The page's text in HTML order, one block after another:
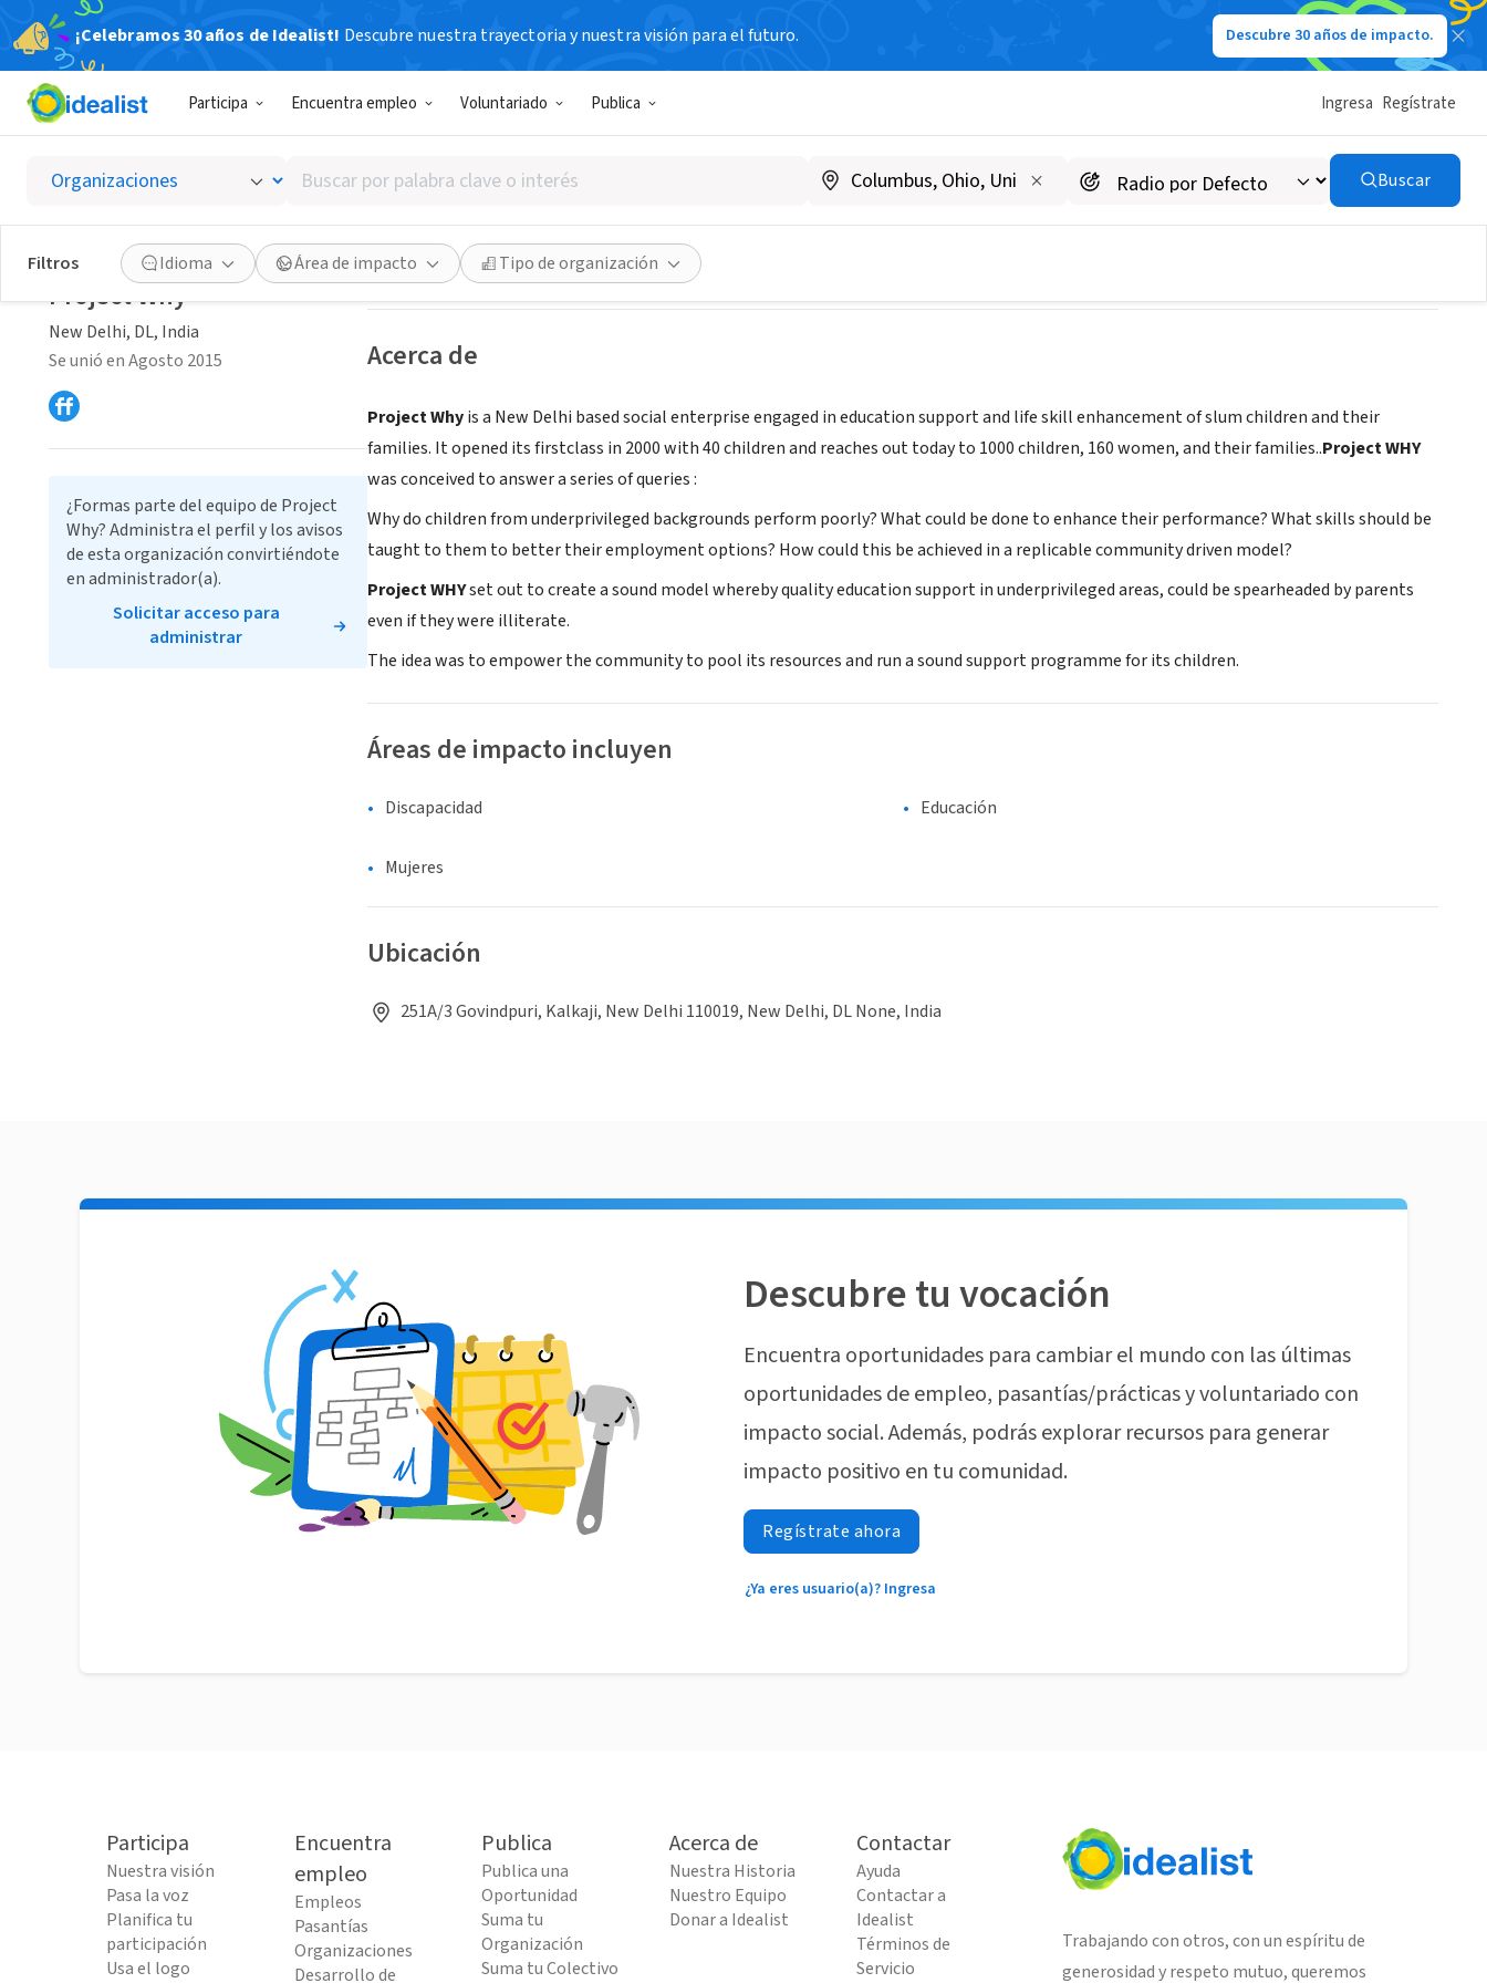
¡Celebramos 30 años de Idealist! Descubre nuestra trayectoria y nuestra visión para el futuro. Descubre 30 años de impacto.
Participa Encuentra empleo Voluntariado Publica Ingresa Regístrate
Buscar
por
palabra
clave
o
interés
Buscar
Filtros Idioma Área de impacto Tipo de organización
Project Why
New Delhi, DL, India
Guardar Compartir
Acerca de
Project Whyis a New Delhi based social enterprise engaged in education support and life skill enhancement of slum children and their
families. It opened its firstclass in 2000 with 40 children and reaches out today to 1000 children, 160 women, and their families..Project WHY
was conceived to answer a series of queries :
Why do children from underprivileged backgrounds perform poorly? What could be done to enhance their performance? What skills should be
taught to them to better their employment options? How could this be achieved in a replicable community driven model?
Project WHYset out to create a sound model whereby quality education support in underprivileged areas, could be spearheaded by parents
even if they were illiterate.
The idea was to empower the community to pool its resources and run a sound support programme for its children.
Áreas de impacto incluyen
Discapacidad Educación
Mujeres
Ubicación
251A/3 Govindpuri, Kalkaji, New Delhi 110019, New Delhi, DL None, India
Project Why
New Delhi, DL, India
Se unió en Agosto 2015
¿Formas parte del equipo de Project
Why? Administra el perfil y los avisos
de esta organización convirtiéndote
en administrador(a).
Solicitar acceso para
administrar
Descubre tu vocación
Encuentra oportunidades para cambiar el mundo con las últimas
oportunidades de empleo, pasantías/prácticas y voluntariado con
impacto social. Además, podrás explorar recursos para generar
impacto positivo en tu comunidad.
Regístrate ahora
¿Ya eres usuario(a)? Ingresa
Participa
Nuestra visión
Pasa la voz
Planifica tu
participación
Usa el logo
Encuentra
empleo
Empleos
Pasantías
Organizaciones
Desarrollo de
Publica
Publica una
Oportunidad
Suma tu
Organización
Suma tu Colectivo
Acerca de
Nuestra Historia
Nuestro Equipo
Donar a Idealist
Contactar
Ayuda
Contactar a
Idealist
Términos de
Servicio
Trabajando con otros, con un espíritu de
generosidad y respeto mutuo, queremos